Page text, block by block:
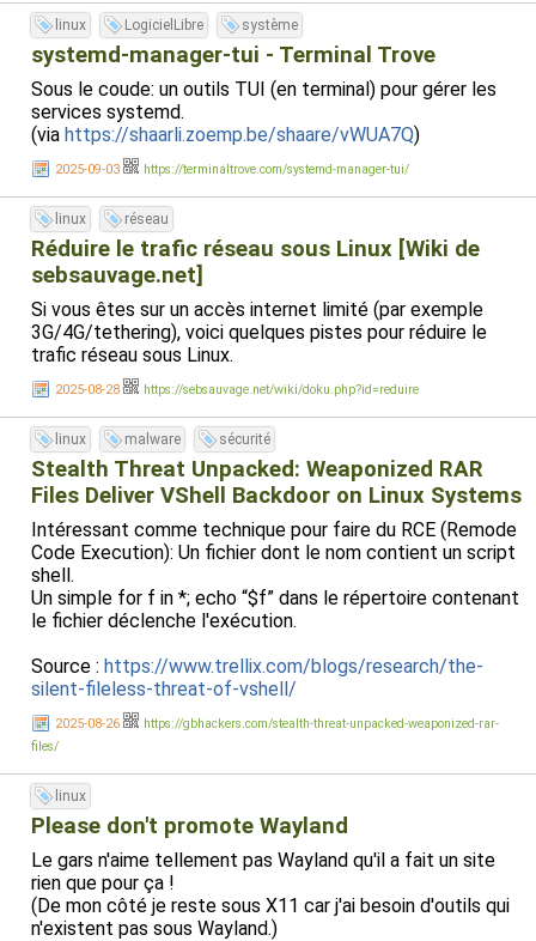
linux LogicielLibre système
systemd-manager-tui - Terminal Trove
Sous le coude: un outils TUI (en terminal) pour gérer les
services systemd.
(via https://shaarli.zoemp.be/shaare/vWUA7Q)
2025-09-03 https://terminaltrove.com/systemd-manager-tui/
linux réseau
Réduire le trafic réseau sous Linux [Wiki de
sebsauvage.net]
Si vous êtes sur un accès internet limité (par exemple
3G/4G/tethering), voici quelques pistes pour réduire le
trafic réseau sous Linux.
2025-08-28 https://sebsauvage.net/wiki/doku.php?id=reduire
linux malware sécurité
Stealth Threat Unpacked: Weaponized RAR
Files Deliver VShell Backdoor on Linux Systems
Intéressant comme technique pour faire du RCE (Remode
Code Execution): Un fichier dont le nom contient un script
shell.
Un simple for f in *; echo “$f” dans le répertoire contenant
le fichier déclenche l'exécution.
Source : https://www.trellix.com/blogs/research/the-
silent-fileless-threat-of-vshell/
2025-08-26
https://gbhackers.com/stealth-threat-unpacked-weaponized-rar-
files/
linux
Please don't promote Wayland
Le gars n'aime tellement pas Wayland qu'il a fait un site
rien que pour ça !
(De mon côté je reste sous X11 car j'ai besoin d'outils qui
n'existent pas sous Wayland.)